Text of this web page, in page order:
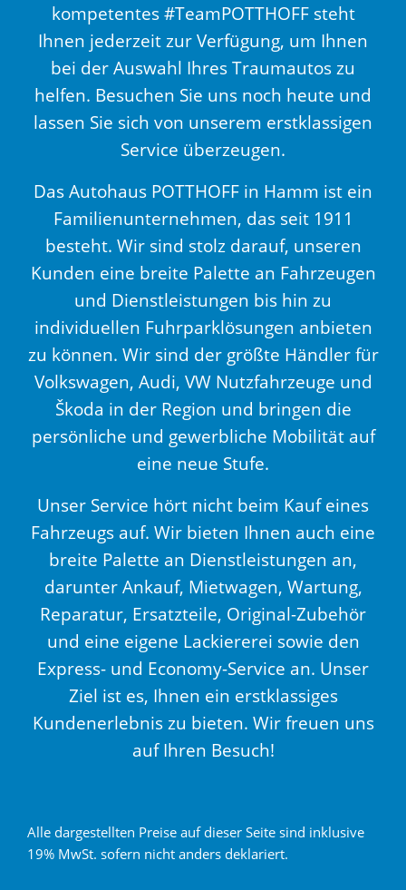
kompetentes #TeamPOTTHOFF steht
Ihnen jederzeit zur Verfügung, um Ihnen
bei der Auswahl Ihres Traumautos zu
helfen. Besuchen Sie uns noch heute und
lassen Sie sich von unserem erstklassigen
Service überzeugen.
Das Autohaus POTTHOFF in Hamm ist ein
Familienunternehmen, das seit 1911
besteht. Wir sind stolz darauf, unseren
Kunden eine breite Palette an Fahrzeugen
und Dienstleistungen bis hin zu
individuellen Fuhrparklösungen anbieten
zu können. Wir sind der größte Händler für
Volkswagen, Audi, VW Nutzfahrzeuge und
Škoda in der Region und bringen die
persönliche und gewerbliche Mobilität auf
eine neue Stufe.
Unser Service hört nicht beim Kauf eines
Fahrzeugs auf. Wir bieten Ihnen auch eine
breite Palette an Dienstleistungen an,
darunter Ankauf, Mietwagen, Wartung,
Reparatur, Ersatzteile, Original-Zubehör
und eine eigene Lackiererei sowie den
Express- und Economy-Service an. Unser
Ziel ist es, Ihnen ein erstklassiges
Kundenerlebnis zu bieten. Wir freuen uns
auf Ihren Besuch!
Alle dargestellten Preise auf dieser Seite sind inklusive
19% MwSt. sofern nicht anders deklariert.